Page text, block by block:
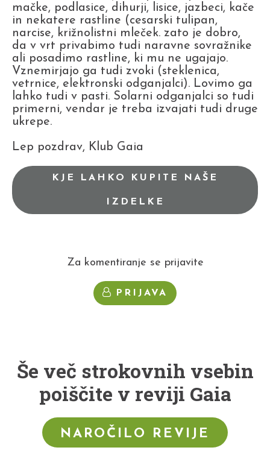
mačke, podlasice, dihurji, lisice, jazbeci, kače
in nekatere rastline (cesarski tulipan,
narcise, križnolistni mleček. zato je dobro,
da v vrt privabimo tudi naravne sovražnike
ali posadimo rastline, ki mu ne ugajajo.
Vznemirjajo ga tudi zvoki (steklenica,
vetrnice, elektronski odganjalci). Lovimo ga
lahko tudi v pasti. Solarni odganjalci so tudi
primerni, vendar je treba izvajati tudi druge
ukrepe.
Lep pozdrav, Klub Gaia
KJE LAHKO KUPITE NAŠE
IZDELKE
Za komentiranje se prijavite
PRIJAVA
Še več strokovnih vsebin
poiščite v reviji Gaia
NAROČILO REVIJE